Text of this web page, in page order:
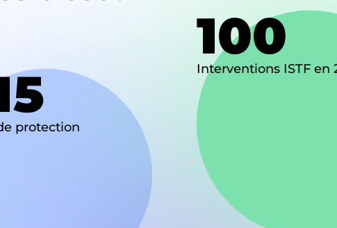
protection
100
Interventions ISTF en